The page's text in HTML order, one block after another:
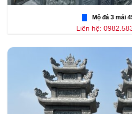
Mộ đá 3 mái
Liên hệ: